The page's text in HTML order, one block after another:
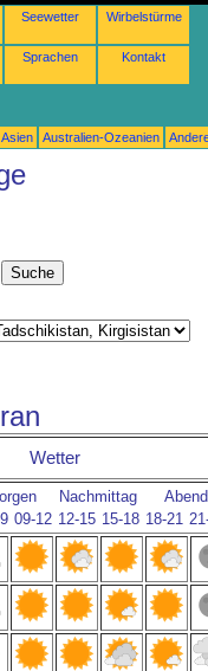
Seewetter Wirbelstürme
Sprachen Kontakt
Asien Australien-Ozeanien
Wetter
Nachmittag
Abend
09-12 12-15 15-18 18-21